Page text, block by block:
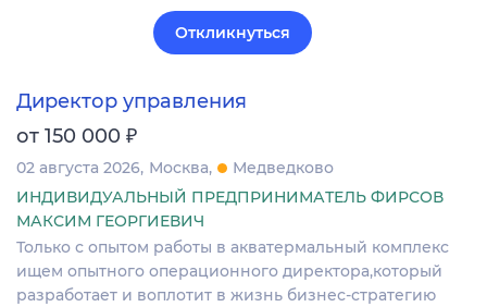
Откликнуться
Директор управления
от 150 000 ₽
02 августа 2026 Москва
Медведково
ИНДИВИДУАЛЬНЫЙ ПРЕДПРИНИМАТЕЛЬ ФИРСОВ
МАКСИМ ГЕОРГИЕВИЧ
Только с опытом работы в акватермальный комплекс
ищем опытного операционного директора,который
разработает и воплотит в жизнь бизнес-стратегию